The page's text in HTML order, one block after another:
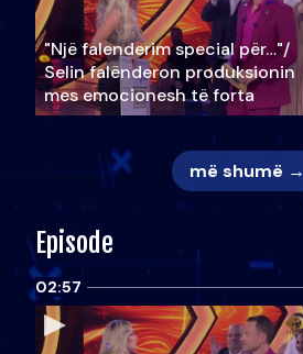
"Një falenderim special për…"/
Selin falënderon produksionin
mes emocionesh të forta
më shumë →
Episode
02:57